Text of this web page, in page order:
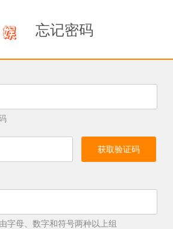
忘记密码
获取验证码
字母、数字和符号两种以上组